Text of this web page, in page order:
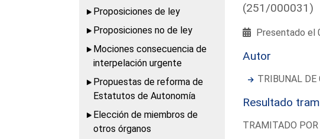
Proposiciones de ley
Proposiciones no de ley
Mociones consecuencia de
interpelación urgente
Propuestas de reforma de
Estatutos de Autonomía
Elección de miembros de
otros órganos
(251/000031)
Presentado el
Autor
TRIBUNAL DE
Resultado
TRAMITADO POR